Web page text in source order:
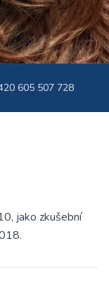
605 507 728
jako zkušební